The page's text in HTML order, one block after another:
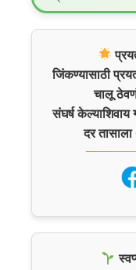
जिंकण्यासाठी
चालू
संघर्ष केल्याशिवाय
दर